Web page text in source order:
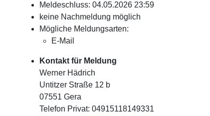
Meldeschluss: 04.05.2026 23:59
keine Nachmeldung möglich
Mögliche Meldungsarten:
E-Mail
Kontakt für Meldung
Werner Hädrich
Untitzer Straße 12 b
07551 Gera
Telefon Privat: 04915118149331